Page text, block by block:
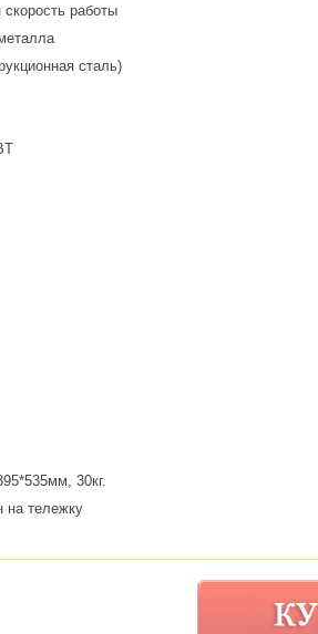
работы
сталь)
30кг.
на тележку